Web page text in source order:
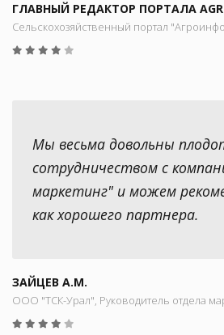
ГЛАВНЫЙ РЕДАКТОР ПОРТАЛА
Сельскохозяйственный портал
Мы весьма довольны
сотрудничеством с
маркетинг" и можем
как хорошего партнера.
ЗАЙЦЕВ А.М.
ООО "ТСК-Урал", Руководитель отдела